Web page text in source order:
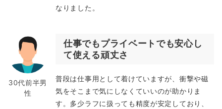
なりました。
30代前半男
性
仕事でもプライベートでも安心し
て使える頑丈さ
普段は仕事用として着けていますが、衝撃や磁
気をそこまで気にしなくていいのが助かりま
す。多少ラフに扱っても精度が安定しており、